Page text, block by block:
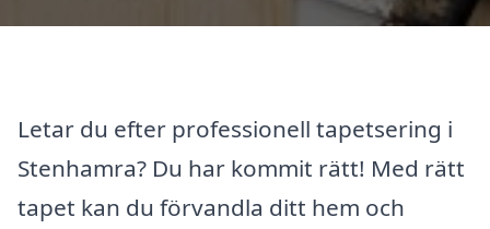
Letar du efter professionell tapetsering i
Stenhamra? Du har kommit rätt! Med rätt
tapet kan du förvandla ditt hem och